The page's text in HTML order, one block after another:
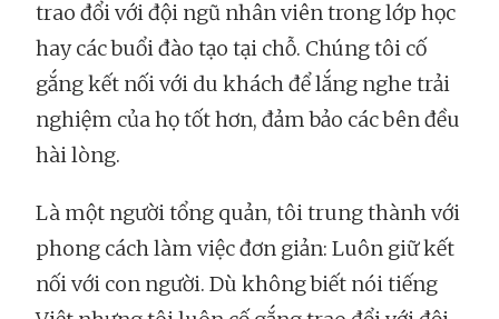
trao đổi với đội ngũ nhân viên trong lớp học
hay các buổi đào tạo tại chỗ. Chúng tôi cố
gắng kết nối với du khách để lắng nghe trải
nghiệm của họ tốt hơn, đảm bảo các bên đều
hài lòng.
Là một người tổng quản, tôi trung thành với
phong cách làm việc đơn giản: Luôn giữ kết
nối với con người. Dù không biết nói tiếng